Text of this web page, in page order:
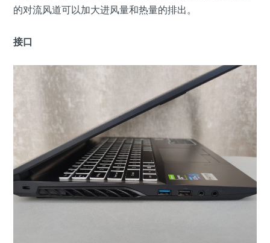
的对流风道可以加大进风量和热量的排出。
接口